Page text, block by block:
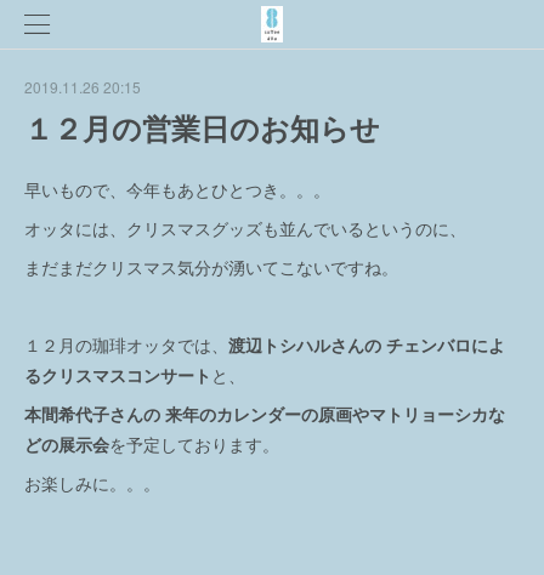
2019.11.26 20:15
１２月の営業日のお知らせ
早いもので、今年もあとひとつき。。。
オッタには、クリスマスグッズも並んでいるというのに、
まだまだクリスマス気分が湧いてこないですね。
１２月の珈琲オッタでは、 渡辺トシハルさんの チェンバロによ
るクリスマスコンサート と、
本間希代子さんの 来年のカレンダーの原画やマトリョーシカな
どの展示会を予定しております。
お楽しみに。。。